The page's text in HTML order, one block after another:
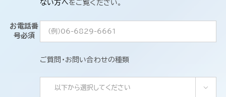
お知らせ＆コラム
会社概要
ない方へをご覧ください。
お電話番
号必須
ご質問・お問い合わせの種類
